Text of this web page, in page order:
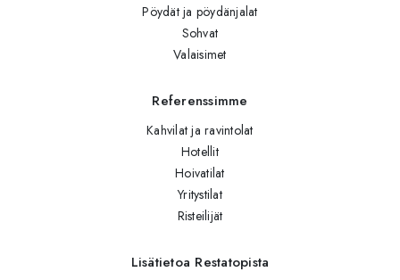
Pöydät ja pöydänjalat
Sohvat
Valaisimet
Referenssimme
Kahvilat ja ravintolat
Hotellit
Hoivatilat
Yritystilat
Risteilijät
Lisätietoa Restatopista